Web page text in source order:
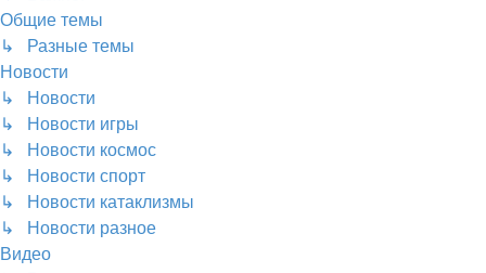
Общие темы
↳ Разные темы
Новости
↳ Новости
↳ Новости игры
↳ Новости космос
↳ Новости спорт
↳ Новости катаклизмы
↳ Новости разное
Видео